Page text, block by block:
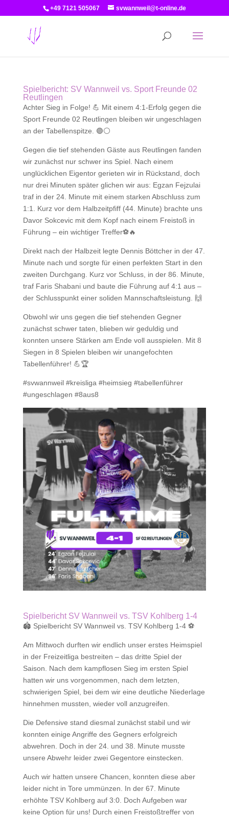
+49 7121 505067 svwannweil@t-online.de
Spielbericht: SV Wannweil vs. Sport Freunde 02
Reutlingen
Achter Sieg in Folge! 💪 Mit einem 4:1-Erfolg gegen die
Sport Freunde 02 Reutlingen bleiben wir ungeschlagen
an der Tabellenspitze. 🟣⚪
Gegen die tief stehenden Gäste aus Reutlingen fanden
wir zunächst nur schwer ins Spiel. Nach einem
unglücklichen Eigentor gerieten wir in Rückstand, doch
nur drei Minuten später glichen wir aus: Egzan Fejzulai
traf in der 24. Minute mit einem starken Abschluss zum
1:1. Kurz vor dem Halbzeitpfiff (44. Minute) brachte uns
Davor Sokcevic mit dem Kopf nach einem Freistoß in
Führung – ein wichtiger Treffer⚽️🔥
Direkt nach der Halbzeit legte Dennis Böttcher in der 47.
Minute nach und sorgte für einen perfekten Start in den
zweiten Durchgang. Kurz vor Schluss, in der 86. Minute,
traf Faris Shabani und baute die Führung auf 4:1 aus –
der Schlusspunkt einer soliden Mannschaftsleistung. 🙌
Obwohl wir uns gegen die tief stehenden Gegner
zunächst schwer taten, blieben wir geduldig und
konnten unsere Stärken am Ende voll ausspielen. Mit 8
Siegen in 8 Spielen bleiben wir unangefochten
Tabellenführer! 💪🏆
#svwannweil #kreisliga #heimsieg #tabellenführer
#ungeschlagen #8aus8
Spielbericht SV Wannweil vs. TSV Kohlberg 1-4
🏟️ Spielbericht SV Wannweil vs. TSV Kohlberg 1-4 ⚽
Am Mittwoch durften wir endlich unser erstes Heimspiel
in der Freizeitliga bestreiten – das dritte Spiel der
Saison. Nach dem kampflosen Sieg im ersten Spiel
hatten wir uns vorgenommen, nach dem letzten,
schwierigen Spiel, bei dem wir eine deutliche Niederlage
hinnehmen mussten, wieder voll anzugreifen.
Die Defensive stand diesmal zunächst stabil und wir
konnten einige Angriffe des Gegners erfolgreich
abwehren. Doch in der 24. und 38. Minute musste
unsere Abwehr leider zwei Gegentore einstecken.
Auch wir hatten unsere Chancen, konnten diese aber
leider nicht in Tore ummünzen. In der 67. Minute
erhöhte TSV Kohlberg auf 3:0. Doch Aufgeben war
keine Option für uns! Durch einen Freistoßtreffer von